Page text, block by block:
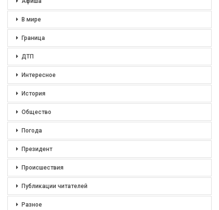
В мире
Граница
ДТП
Интересное
История
Общество
Погода
Президент
Происшествия
Публикации читателей
Разное